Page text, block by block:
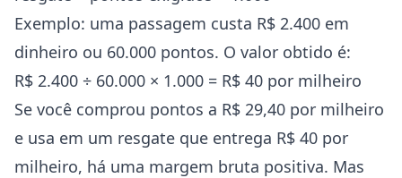
Exemplo: uma passagem custa R$ 2.400 em
dinheiro ou 60.000 pontos. O valor obtido é:
R$ 2.400 ÷ 60.000 × 1.000 = R$ 40 por milheiro
Se você comprou pontos a R$ 29,40 por milheiro
e usa em um resgate que entrega R$ 40 por
milheiro, há uma margem bruta positiva. Mas